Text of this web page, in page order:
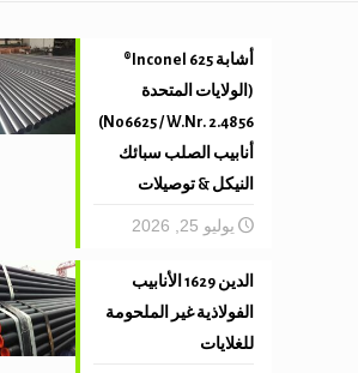
أشابة 625 Inconel®
(الولايات المتحدة
N06625 / W.Nr. 2.4856)
أنابيب الصلب سبائك
النيكل & توصيلات
يوليو 25, 2026
الدين 1629 الأنابيب
الفولاذية غير الملحومة
للغلايات